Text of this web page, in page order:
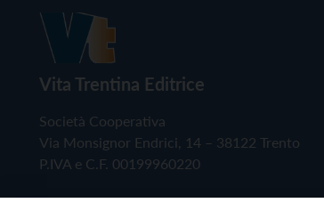
Vita Trentina Editrice
Società Cooperativa
Via Monsignor Endrici, 14 – 38122 Trento
P.IVA e C.F. 00199960220